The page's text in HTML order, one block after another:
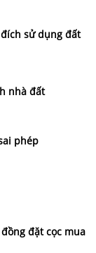
sử dụng đất
nhà đất
phép
đặt cọc mua